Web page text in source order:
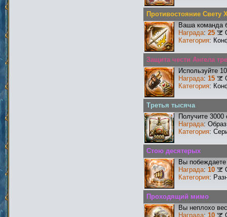
Противостояние Свету
Ваша команда
Награда: 25
Категория:
Защита чести Ангела
Используйте
Награда: 15
Категория:
Третья тысяча
Получите 3000
Награда: Образ
Категория:
Стою десятерых
Вы
Награда: 10
Категория:
Проходящий мимо
Вы неплохо
Награда: 10